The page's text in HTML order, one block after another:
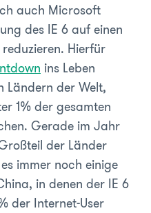
auch Microsoft
des IE 6 auf einen
Hierfür
ins Leben
Ländern der Welt,
1% der gesamten
Gerade im Jahr
der Länder
immer noch einige
in denen der IE 6
der Internet-User